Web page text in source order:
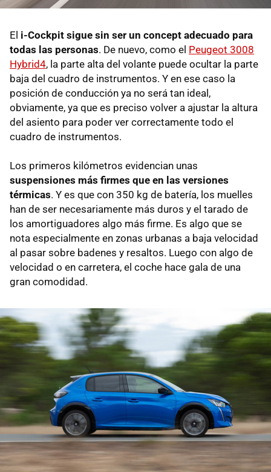
El i-Cockpit sigue sin ser un concept adecuado para
todas las personas. De nuevo, como el Peugeot 3008
Hybrid4, la parte alta del volante puede ocultar la parte
baja del cuadro de instrumentos. Y en ese caso la
posición de conducción ya no será tan ideal,
obviamente, ya que es preciso volver a ajustar la altura
del asiento para poder ver correctamente todo el
cuadro de instrumentos.
Los primeros kilómetros evidencian unas
suspensiones más firmes que en las versiones
térmicas. Y es que con 350 kg de batería, los muelles
han de ser necesariamente más duros y el tarado de
los amortiguadores algo más firme. Es algo que se
nota especialmente en zonas urbanas a baja velocidad
al pasar sobre badenes y resaltos. Luego con algo de
velocidad o en carretera, el coche hace gala de una
gran comodidad.